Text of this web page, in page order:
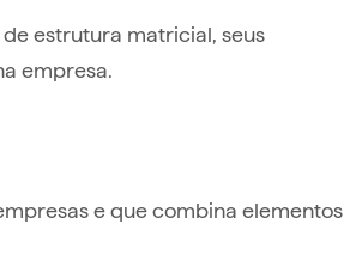
estrutura matricial, seus
empresa.
e que combina elementos